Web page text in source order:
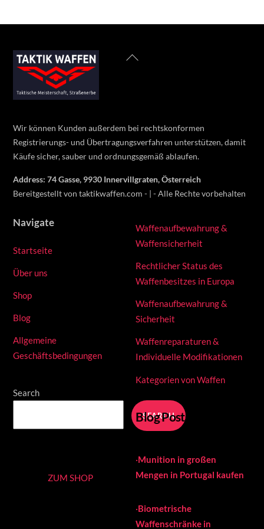
Back
Wir können Kunden außerdem bei rechtskonformen
Registrierungs- und Übertragungsverfahren unterstützen, damit
Käufe sicher, sauber und ordnungsgemäß ablaufen.
Address: 74 Gasse, 9930 Innervillgraten, Österreich
Bereitgestellt von taktikwaffen.com - | - Alle Rechte vorbehalten
Navigate
Startseite
Über uns
Shop
Blog
Allgemeine
Geschäftsbedingungen
Search
SEARCH
Waffenaufbewahrung &
Waffensicherheit
Rechtlicher Status des
Waffenbesitzes in Europa
Waffenaufbewahrung &
Sicherheit
Waffenreparaturen &
Individuelle Modifikationen
Kategorien von Waffen
Blog Posts
ZUM SHOP
·Munition in großen
Mengen in Portugal kaufen
·Biometrische
Waffenschränke in